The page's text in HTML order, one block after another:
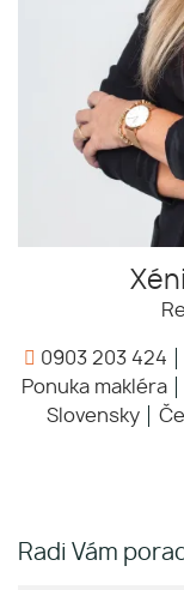
0903 203 424
Ponuka makléra
Slovensky
Radi Vám